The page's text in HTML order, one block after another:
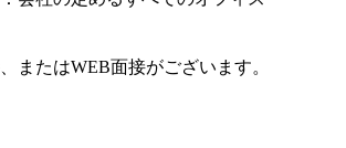
またはWEB面接がございます。